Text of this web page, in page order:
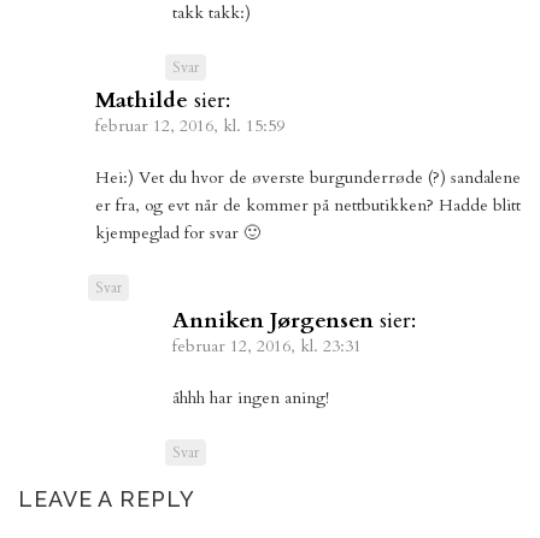
takk takk:)
Svar
Mathilde sier:
februar 12, 2016, kl. 15:59
Hei:) Vet du hvor de øverste burgunderrøde (?) sandalene
er fra, og evt når de kommer på nettbutikken? Hadde blitt
kjempeglad for svar 🙂
Svar
Anniken Jørgensen sier:
februar 12, 2016, kl. 23:31
åhhh har ingen aning!
Svar
LEAVE A REPLY